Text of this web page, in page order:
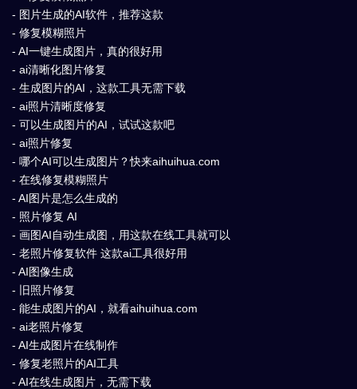
- 图片生成的AI软件，推荐这款
- 修复模糊照片
- AI一键生成图片，真的很好用
- ai清晰化图片修复
- 生成图片的AI，这款工具无需下载
- ai照片清晰度修复
- 可以生成图片的AI，试试这款吧
- ai照片修复
- 哪个AI可以生成图片？快来aihuihua.com
- 在线修复模糊照片
- AI图片是怎么生成的
- 照片修复 AI
- 画图AI自动生成图，用这款在线工具就可以
- 老照片修复软件 这款ai工具很好用
- AI图像生成
- 旧照片修复
- 能生成图片的AI，就看aihuihua.com
- ai老照片修复
- AI生成图片在线制作
- 修复老照片的AI工具
- AI在线生成图片，无需下载